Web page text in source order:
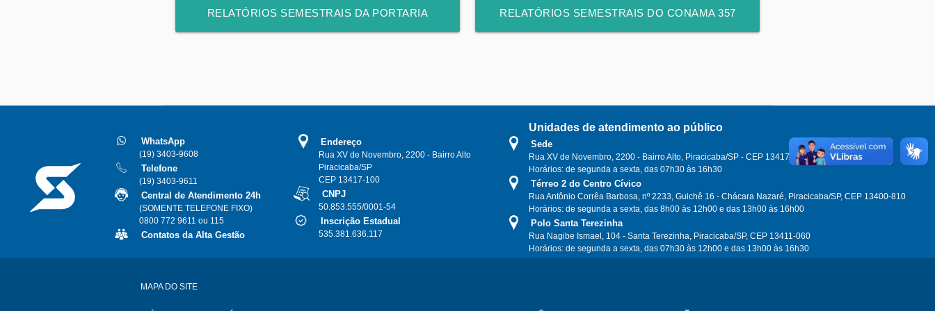
RELATÓRIOS SEMESTRAIS DA PORTARIA RELATÓRIOS SEMESTRAIS DO CONAMA 357
WhatsApp
(19) 3403-9608
Telefone
(19) 3403-9611
Central de Atendimento 24h
(SOMENTE TELEFONE FIXO)
0800 772 9611 ou 115
Contatos da Alta Gestão
Endereço
Rua XV de Novembro, 2200 - Bairro Alto
Piracicaba/SP
CEP 13417-100
CNPJ
50.853.555/0001-54
Inscrição Estadual
535.381.636.117
Unidades de atendimento ao público
Sede
Rua XV de Novembro, 2200 - Bairro Alto, Piracicaba/SP - CEP 13417-100
Horários: de segunda a sexta, das 07h30 às 16h30
Térreo 2 do Centro Cívico
Rua Antônio Corrêa Barbosa, nº 2233, Guichê 16 - Chácara Nazaré, Piracicaba/SP, CEP 13400-810
Horários: de segunda a sexta, das 8h00 às 12h00 e das 13h00 às 16h00
Polo Santa Terezinha
Rua Nagibe Ismael, 104 - Santa Terezinha, Piracicaba/SP, CEP 13411-060
Horários: de segunda a sexta, das 07h30 às 12h00 e das 13h00 às 16h30
MAPA DO SITE